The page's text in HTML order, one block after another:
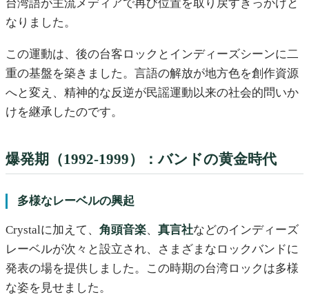
台湾語が主流メディアで再び位置を取り戻すきっかけと
なりました。
この運動は、後の台客ロックとインディーズシーンに二
重の基盤を築きました。言語の解放が地方色を創作資源
へと変え、精神的な反逆が民謡運動以来の社会的問いか
けを継承したのです。
爆発期（1992-1999）：バンドの黄金時代
多様なレーベルの興起
Crystalに加えて、 角頭音楽、 真言社などのインディーズ
レーベルが次々と設立され、さまざまなロックバンドに
発表の場を提供しました。この時期の台湾ロックは多様
な姿を見せました。